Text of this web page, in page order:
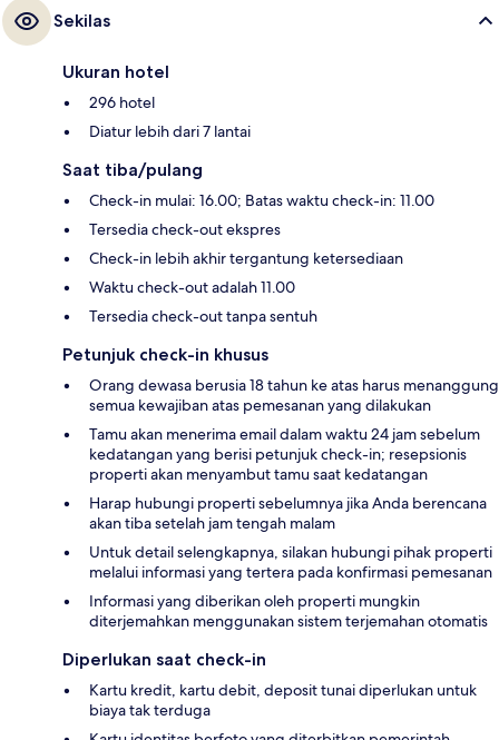
Sekilas
Ukuran hotel
296 hotel
Diatur lebih dari 7 lantai
Saat tiba/pulang
Check-in mulai: 16.00; Batas waktu check-in: 11.00
Tersedia check-out ekspres
Check-in lebih akhir tergantung ketersediaan
Waktu check-out adalah 11.00
Tersedia check-out tanpa sentuh
Petunjuk check-in khusus
Orang dewasa berusia 18 tahun ke atas harus menanggung
semua kewajiban atas pemesanan yang dilakukan
Tamu akan menerima email dalam waktu 24 jam sebelum
kedatangan yang berisi petunjuk check-in; resepsionis
properti akan menyambut tamu saat kedatangan
Harap hubungi properti sebelumnya jika Anda berencana
akan tiba setelah jam tengah malam
Untuk detail selengkapnya, silakan hubungi pihak properti
melalui informasi yang tertera pada konfirmasi pemesanan
Informasi yang diberikan oleh properti mungkin
diterjemahkan menggunakan sistem terjemahan otomatis
Diperlukan saat check-in
Kartu kredit, kartu debit, deposit tunai diperlukan untuk
biaya tak terduga